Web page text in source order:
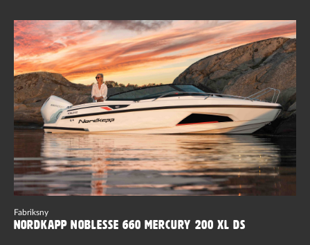
Fabriksny
Nordkapp Noblesse 660 Mercury 200 XL DS